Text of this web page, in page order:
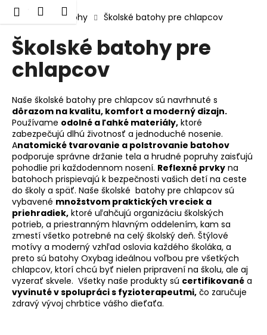
Prejsť
obsah
Prihlásenie
Nákupný
Menu
Domov Batohy Školské batohy pre chlapcov
Školské batohy pre
chlapcov
Naše školské batohy pre chlapcov sú navrhnuté s
dôrazom na kvalitu, komfort a moderný dizajn.
Používame odolné a ľahké materiály, ktoré
zabezpečujú dlhú životnosť a jednoduché nosenie.
Anatomické tvarovanie a polstrovanie batohov
podporuje správne držanie tela a hrudné popruhy zaisťujú
pohodlie pri každodennom nosení. Reflexné prvky na
batohoch prispievajú k bezpečnosti vašich detí na ceste
do školy a späť. Naše školské batohy pre chlapcov sú
vybavené množstvom praktických vreciek a
priehradiek, ktoré uľahčujú organizáciu školských
potrieb, a priestranným hlavným oddelením, kam sa
zmestí všetko potrebné na celý školský deň. Štýlové
motívy a moderný vzhľad oslovia každého školáka, a
preto sú batohy Oxybag ideálnou voľbou pre všetkých
chlapcov, ktorí chcú byť nielen pripravení na školu, ale aj
vyzerať skvele. Všetky naše produkty sú certifikované a
vyvinuté v spolupráci s fyzioterapeutmi, čo zaručuje
zdravý vývoj chrbtice vášho dieťaťa.
o
Č
o
p
o
t
r
e
b
u
j
e
t
e
n
á
j
s